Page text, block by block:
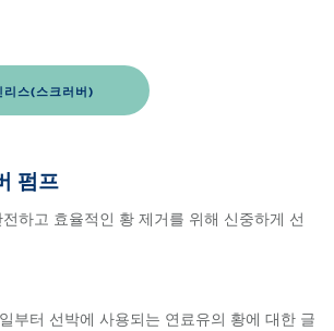
리스(스크러버)
펌프
하고 효율적인 황 제거를 위해 신중하게 선
부터 선박에 사용되는 연료유의 황에 대한 글